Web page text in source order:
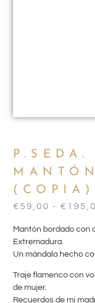
P.SEDA.
(COPIA)
€ 59,00 - €
Mantón bordado con
Extremadura.
Un mándala hecho
Traje flamenco con
de mujer.
Recuerdos de mi